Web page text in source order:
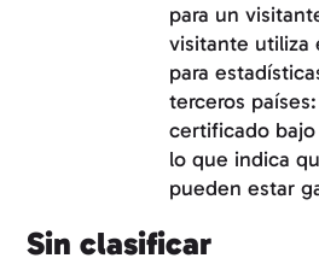
para un
visitante utiliza
para
terceros
certificado
lo que indica
pueden estar
Sin clasificar